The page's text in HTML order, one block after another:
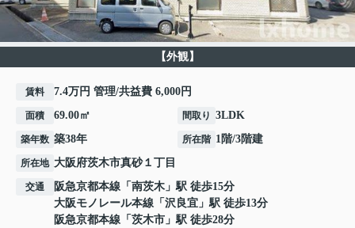
【外観】
賃料 7.4万円 管理/共益費 6,000円
面積 69.00㎡ 間取り 3LDK
築年数 築38年 所在階 1階/3階建
所在地 大阪府茨木市真砂１丁目
交通 阪急京都本線 「 南茨木 」駅 徒歩15分
大阪モノレール本線 「 沢良宜 」駅 徒歩13分
阪急京都本線 「 茨木市 」駅 徒歩28分